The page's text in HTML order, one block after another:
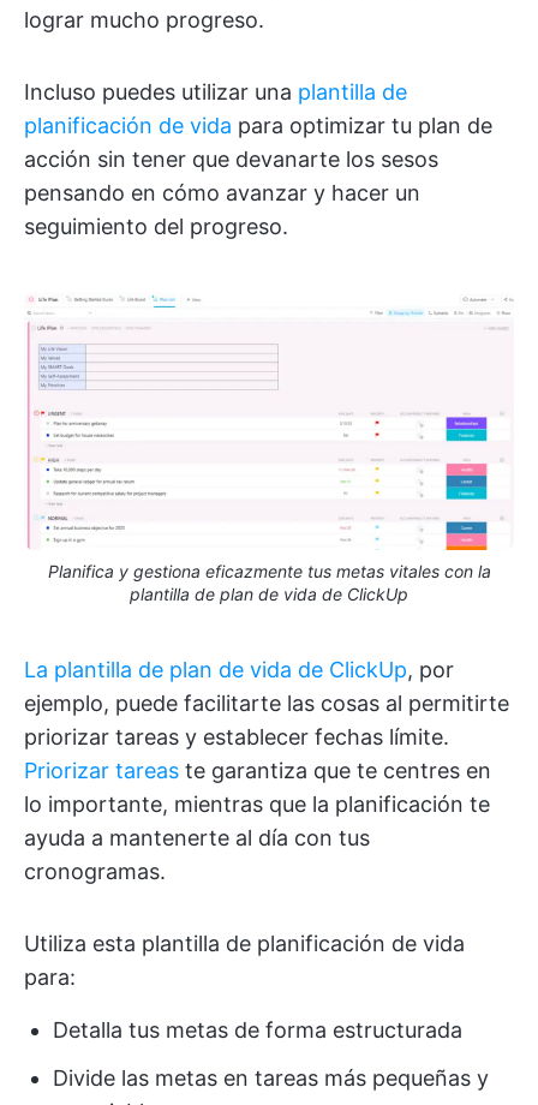
lograr mucho progreso.
Incluso puedes utilizar una plantilla de
planificación de vida para optimizar tu plan de
acción sin tener que devanarte los sesos
pensando en cómo avanzar y hacer un
seguimiento del progreso.
Planifica y gestiona eficazmente tus metas vitales con la
plantilla de plan de vida de ClickUp
La plantilla de plan de vida de ClickUp, por
ejemplo, puede facilitarte las cosas al permitirte
priorizar tareas y establecer fechas límite.
Priorizar tareas te garantiza que te centres en
lo importante, mientras que la planificación te
ayuda a mantenerte al día con tus
cronogramas.
Utiliza esta plantilla de planificación de vida
para:
Detalla tus metas de forma estructurada
Divide las metas en tareas más pequeñas y